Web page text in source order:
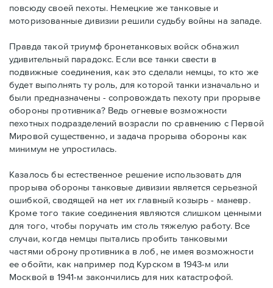
повсюду своей пехоты. Немецкие же танковые и
моторизованные дивизии решили судьбу войны на западе.
Правда такой триумф бронетанковых войск обнажил
удивительный парадокс. Если все танки свести в
подвижные соединения, как это сделали немцы, то кто же
будет выполнять ту роль, для которой танки изначально и
были предназначены - сопровождать пехоту при прорыве
обороны противника? Ведь огневые возможности
пехотных подразделений возрасли по сравнению с Первой
Мировой существенно, и задача прорыва обороны как
минимум не упростилась.
Казалось бы естественное решение использовать для
прорыва обороны танковые дивизии является серьезной
ошибкой, сводящей на нет их главный козырь - маневр.
Кроме того такие соединения являются слишком ценными
для того, чтобы поручать им столь тяжелую работу. Все
случаи, когда немцы пытались пробить танковыми
частями оброну противника в лоб, не имея возможности
ее обойти, как например под Курском в 1943-м или
Москвой в 1941-м закончились для них катастрофой.